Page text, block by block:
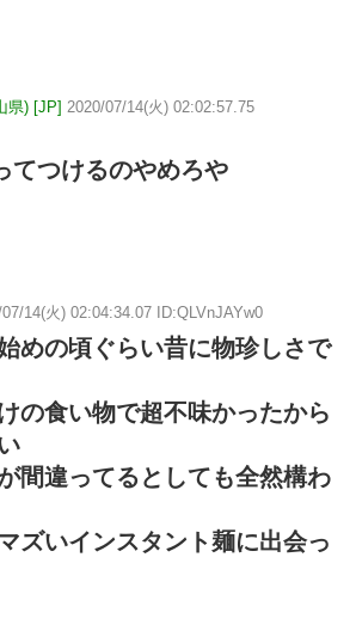
県) [JP] 2020/07/14(火) 02:02:57.75
てつけるのやめろや
07/14(火) 02:04:34.07 ID:QLVnJAYw0
めの頃ぐらい昔に物珍しさで
の食い物で超不味かったから
間違ってるとしても全然構わ
ズいインスタント麺に出会っ